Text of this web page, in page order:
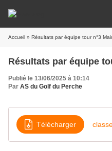
Accueil » Résultats par équipe tour n°3
Résultats par équipe
Publié le 13/06/2025 à 10:14
Par AS du Golf du Perche
Télécharger